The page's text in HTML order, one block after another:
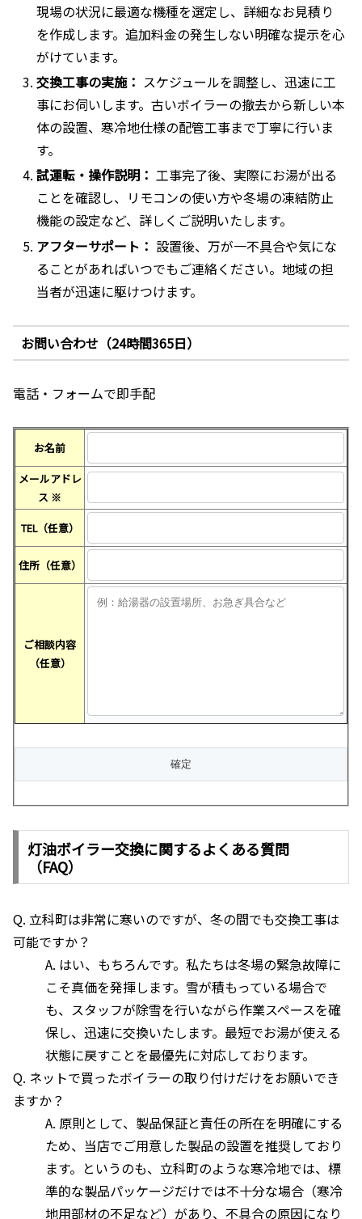
現場の状況に最適な機種を選定し、詳細なお見積り
を作成します。追加料金の発生しない明確な提示を心
がけています。
交換工事の実施： スケジュールを調整し、迅速に工
事にお伺いします。古いボイラーの撤去から新しい本
体の設置、寒冷地仕様の配管工事まで丁寧に行いま
す。
試運転・操作説明： 工事完了後、実際にお湯が出る
ことを確認し、リモコンの使い方や冬場の凍結防止
機能の設定など、詳しくご説明いたします。
アフターサポート： 設置後、万が一不具合や気にな
ることがあればいつでもご連絡ください。地域の担
当者が迅速に駆けつけます。
お問い合わせ（24時間365日）
電話・フォームで即手配
お名前
メールアドレ
ス ※
TEL（任意）
住所（任意）
ご相談内容
（任意）
灯油ボイラー交換に関するよくある質問
（FAQ）
Q. 立科町は非常に寒いのですが、冬の間でも交換工事は
可能ですか？
A. はい、もちろんです。私たちは冬場の緊急故障に
こそ真価を発揮します。雪が積もっている場合で
も、スタッフが除雪を行いながら作業スペースを確
保し、迅速に交換いたします。最短でお湯が使える
状態に戻すことを最優先に対応しております。
Q. ネットで買ったボイラーの取り付けだけをお願いでき
ますか？
A. 原則として、製品保証と責任の所在を明確にする
ため、当店でご用意した製品の設置を推奨しており
ます。というのも、立科町のような寒冷地では、標
準的な製品パッケージだけでは不十分な場合（寒冷
地用部材の不足など）があり、不具合の原因になり